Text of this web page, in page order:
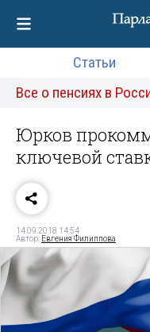
Статьи
Все о пенсиях в
Юрков
ключевой
14.09.2018 14:54
Автор: Евгения Филиппова